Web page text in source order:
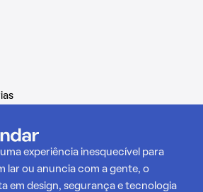
experiência inesquecível para
lar ou anuncia com a gente, o
em design, segurança e tecnologia